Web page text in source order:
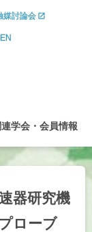
媒討論会
EN
連学会 ・ 会員情報
器研究機
ローブ